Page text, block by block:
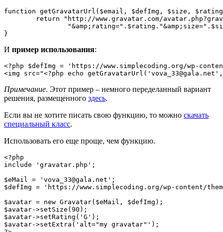
function getGravatarUrl($email, $defImg, $size,
}
И пример использования:
<?php $defImg = 'https://www.simplecoding.org/wp-
<img src="<?php echo
Примечание. Этот пример – немного переделанный вариант
решения, размещенного здесь.
Если вы не хотите писать свою функцию, то можно скачать
специальный класс.
Использовать его еще проще, чем функцию.
<?php
include 'gravatar.php';
$eMail = 'vova_33@gala.net';
$defImg = 'https://www.simplecoding.org/wp-content/
$avatar = new Gravatar($eMail, $defImg);
$avatar->setSize(90);
$avatar->setRating('G');
$avatar->setExtra('alt="my gravatar"');